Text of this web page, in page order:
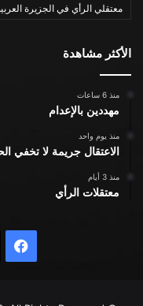
معتقلي الرأي في الجزيرة
الأكثر مشاهدة
منذ 6 ساعات
مهددين بالإعدام
منذ يوم واحد
الاعتقال جريمة لا تخفي
منذ 3 أيام
معتقلات الرأي